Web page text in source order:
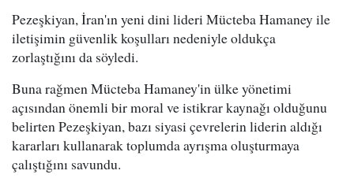
Pezeşkiyan, İran'ın yeni dini lideri Mücteba Hamaney ile
iletişimin güvenlik koşulları nedeniyle oldukça
zorlaştığını da söyledi.
Buna rağmen Mücteba Hamaney'in ülke yönetimi
açısından önemli bir moral ve istikrar kaynağı olduğunu
belirten Pezeşkiyan, bazı siyasi çevrelerin liderin aldığı
kararları kullanarak toplumda ayrışma oluşturmaya
çalıştığını savundu.